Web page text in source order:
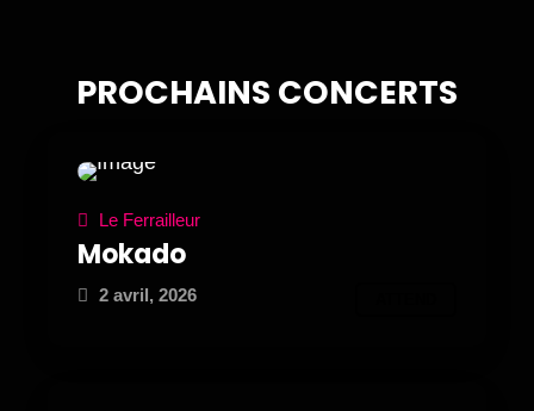
PROCHAINS CONCERTS
Le Ferrailleur
Mokado
2 avril, 2026